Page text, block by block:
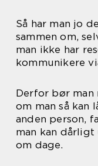
Så har man jo
sammen om,
man ikke har
kommunikere
Derfor bør man
om man så kan
anden person,
man kan
om dage.